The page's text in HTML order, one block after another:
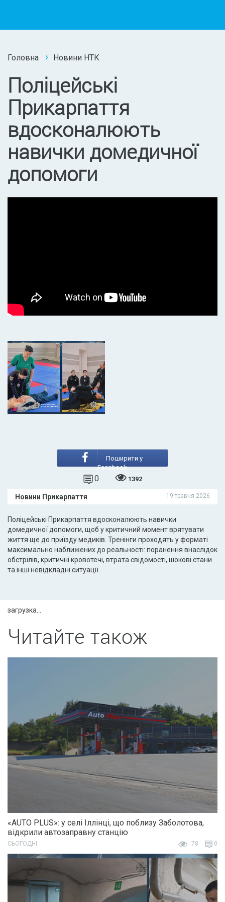
Головна Новини НТК
Поліцейські
Прикарпаття
вдосконалюють
навички домедичної
допомоги
Поширити у
Facebook
0 1392
Новини Прикарпаття 19 травня 2026
Поліцейські Прикарпаття вдосконалюють навички
домедичної допомоги, щоб у критичний момент врятувати
життя ще до приїзду медиків. Тренінги проходять у форматі
максимально наближених до реальності: поранення внаслідок
обстрілів, критичні кровотечі, втрата свідомості, шокові стани
та інші невідкладні ситуації.
загрузка...
Читайте також
«AUTO PLUS»: у селі Іллінці, що поблизу Заболотова,
відкрили автозаправну станцію
СЬОГОДНІ 78 0